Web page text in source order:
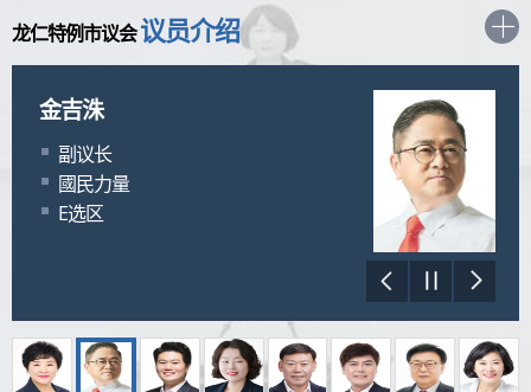
龙仁特例市议会议员介绍
張貞順
议长
共同民主党
H选区
金吉洙
副议长
國民力量
E选区
朴炳敃
委员长
共同民主党
A选区
申羅硏
委员长
共同民主党
E选区
黃在郁
委员长
共同民主党
k选区
安致龍
委员长
國民力量
D选区
金榮湜
委员长
國民力量
C选区
金熙暎
委员长
國民力量
G选区
李尙旭
委员
共同民主党
k选区
姜英雄
委员
國民力量
H选区
權祝罪
委员
國民力量
B选区
金允善
委员
國民力量
A选区
金鍾德
委员
共同民主党
B选区
金周契
委员
國民力量
I选区
金鎭奭
委员
共同民主党
C选区
金한울
委员
國民力量
D选区
朴恩善
委员
國民力量
k选区
朴仁星
委员
國民力量
龍仁市
朴姬貞
委员
共同民主党
F选区
卞格善
委员
國民力量
龍仁市
徐正一
委员
共同民主党
G选区
申受爆
委员
共同民主党
龍仁市
申玄女
委员
共同民主党
J选区
沈呈恩
委员
共同民主党
A选区
吳秀貞
委员
共同民主党
D选区
李敎宇
委员
共同民主党
I选区
李紋姬
委员
國民力量
F选区
李打烈
委员
國民力量
k选区
李濟成
委员
國民力量
J选区
李珠達
委员
共同民主党
J选区
任棺貞
委员
共同民主党
龍仁市
林政敎
委员
共同民主党
C选区
林賢秀
委员
共同民主党
D选区
趙講顯
委员
國民力量
G选区